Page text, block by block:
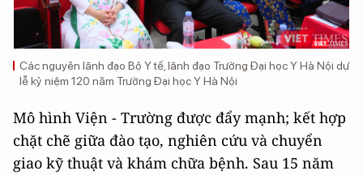
Các nguyên lãnh đạo Bộ Y tế, lãnh đạo Trường Đại học Y Hà Nội dự
lễ kỷ niệm 120 năm Trường Đại học Y Hà Nội
Mô hình Viện - Trường được đẩy mạnh; kết hợp
chặt chẽ giữa đào tạo, nghiên cứu và chuyển
giao kỹ thuật và khám chữa bệnh. Sau 15 năm